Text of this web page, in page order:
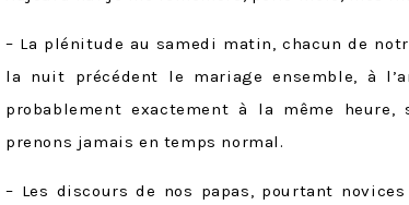
– La plénitude au samedi matin, chacun de
la nuit précédent le mariage ensemble, à
probablement exactement à la même
prenons jamais en temps normal.
– Les discours de nos papas, pourtant